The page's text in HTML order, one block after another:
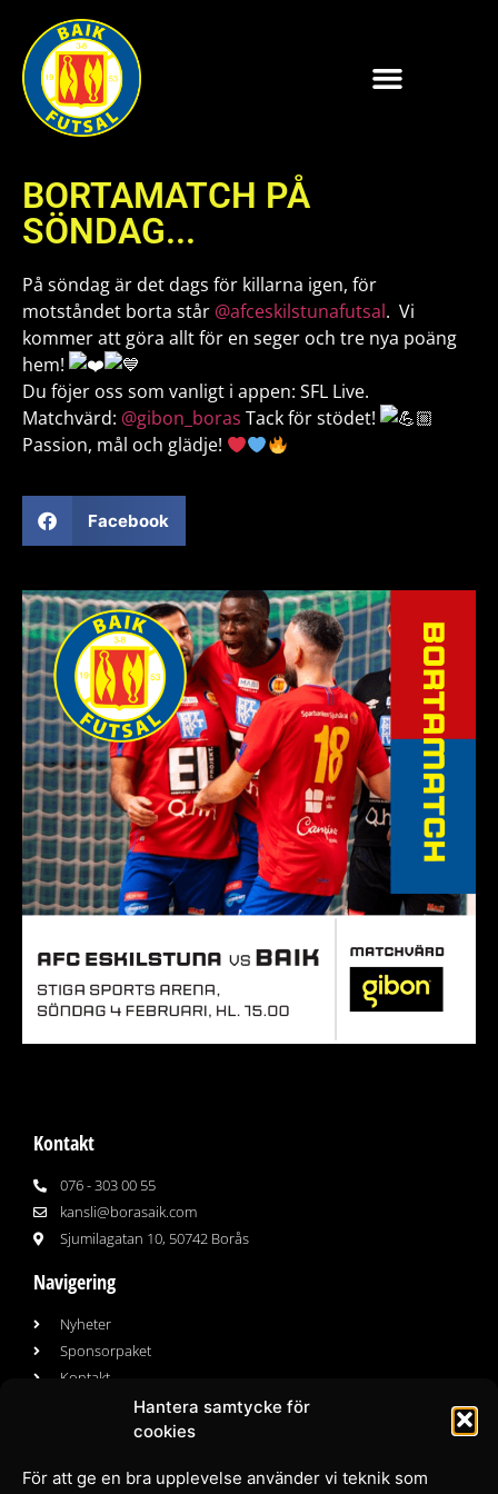
Hantera samtycke för
cookies
För att ge en bra upplevelse använder vi teknik som
BORTAMATCH PÅ
SÖNDAG...
På söndag är det dags för killarna igen, för
motståndet borta står @afceskilstunafutsal. Vi
kommer att göra allt för en seger och tre nya poäng
hem!
Du föjer oss som vanligt i appen: SFL Live.
Matchvärd: @gibon_boras Tack för stödet!
Passion, mål och glädje!
Facebook
Kontakt
076 - 303 00 55
kansli@borasaik.com
Sjumilagatan 10, 50742 Borås
Navigering
Nyheter
Sponsorpaket
Kontakt